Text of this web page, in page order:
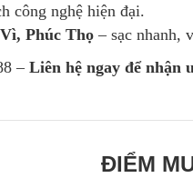
công nghệ hiện đại.
Phúc Thọ – sạc nhanh,
– Liên hệ ngay để nhận
ĐIỂM